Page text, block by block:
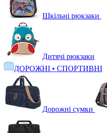
Шкільні рюкзаки
Дитячі рюкзаки
ДОРОЖНІ • СПОРТИВНІ
Дорожні сумки